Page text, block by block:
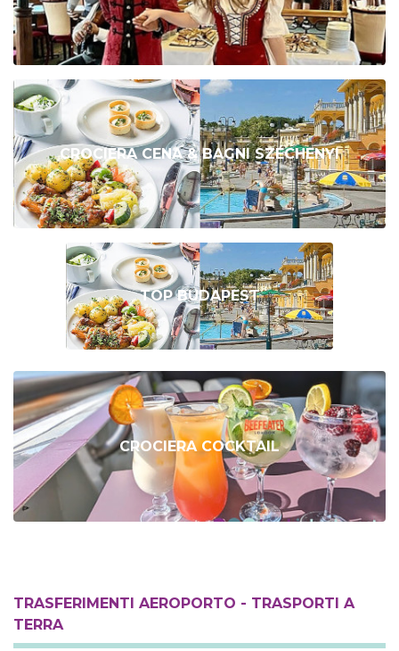
CROCIERA CENA & BAGNI SZÉCHENYI
TOP BUDAPEST
CROCIERA COCKTAIL
TRASFERIMENTI AEROPORTO - TRASPORTI A
TERRA